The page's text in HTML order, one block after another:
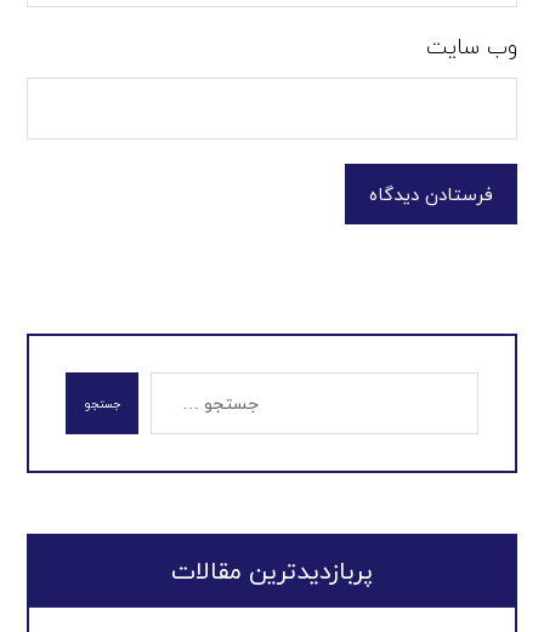
وب‌ سایت
فرستادن دیدگاه
جستجو
پربازدیدترین مقالات